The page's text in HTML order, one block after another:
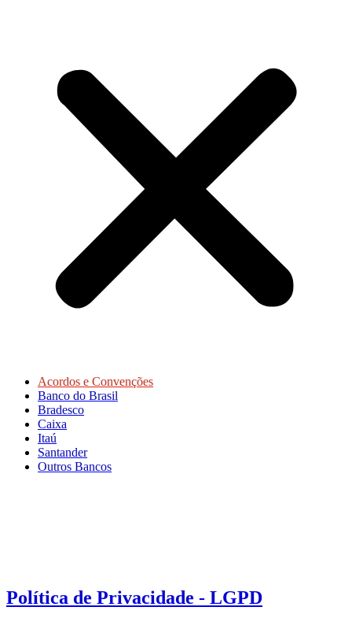
Acordos e Convenções
Banco do Brasil
Bradesco
Caixa
Itaú
Santander
Outros Bancos
Política de Privacidade - LGPD